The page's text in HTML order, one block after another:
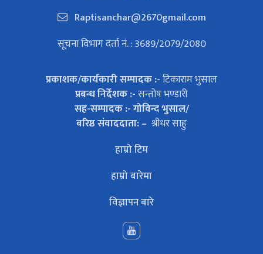
Raptisanchar@2670gmail.com
सूचना विभाग दर्ता नं. : 3689/2079/2080
प्रकाशक/कार्यकारी सम्पादक :-टिकाराम भुसाल
प्रबन्ध निर्देशक :-सन्तोष भण्डारी
सह-सम्पादक :- गोविन्द भुसाल/
बरिष्ठ संवाददाता: – श्रीधर साहु
हाम्रो टिम
हाम्रो बारेमा
विज्ञापन बारे